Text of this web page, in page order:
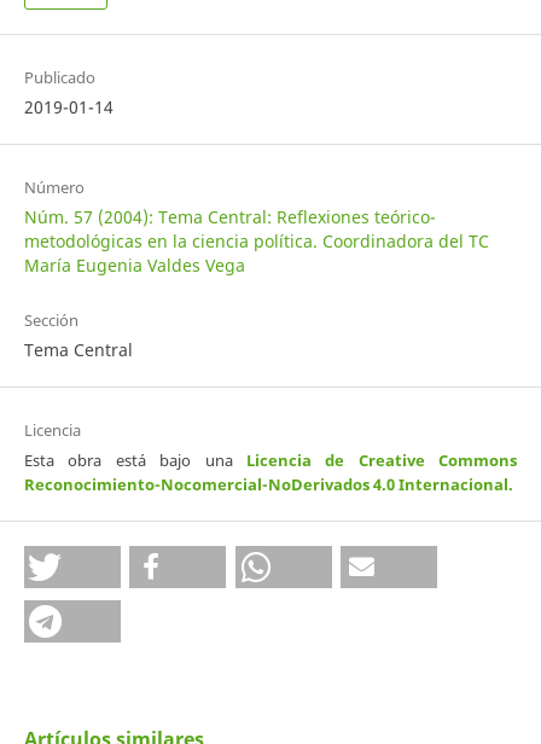
Publicado
2019-01-14
Número
Núm. 57 (2004): Tema Central: Reflexiones teórico-
metodológicas en la ciencia política. Coordinadora del TC
María Eugenia Valdes Vega
Sección
Tema Central
Licencia
Esta obra está bajo una Licencia de Creative Commons
Reconocimiento-Nocomercial-NoDerivados 4.0 Internacional.